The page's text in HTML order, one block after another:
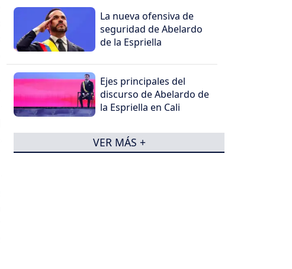
La nueva ofensiva de
seguridad de Abelardo
de la Espriella
Ejes principales del
discurso de Abelardo de
la Espriella en Cali
VER MÁS +